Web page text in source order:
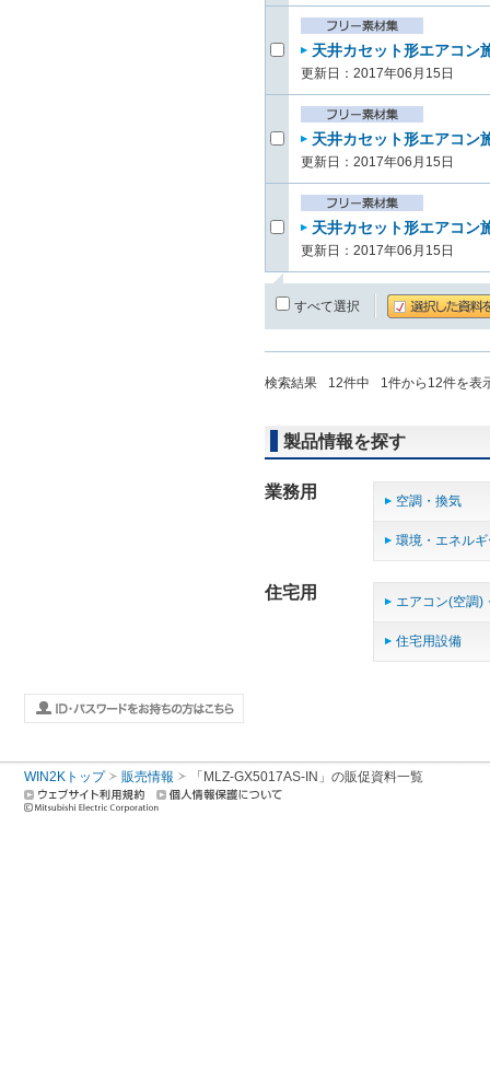
天井カセット形エアコ
更新日：2017年06月15日
天井カセット形エアコ
更新日：2017年06月15日
天井カセット形エアコ
更新日：2017年06月15日
すべて選択
検索結果 12件中 1件から 12件を表
製品情報を探す
業務用 空調・換気
環境・エネル
住宅用 エアコン(空調)
住宅用設備
WIN2Kトップ 販売情報 「MLZ-GX5017AS-IN」の販促資料一覧